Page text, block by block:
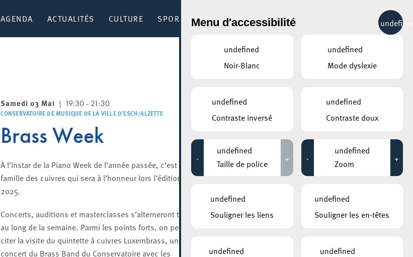
AGENDA ACTUALITÉS CULTURE SPORT & RÉCRÉATION MOBILITÉ
Samedi 03 Mai 19:30 - 21:30
CONSERVATOIRE DE MUSIQUE DE LA VILLE D’ESCH/ALZETTE
Brass Week
À l’instar de la Piano Week de l’année passée, c’est la
famille des cuivres qui sera à l’honneur lors l’édition
2025.
Concerts, auditions et masterclasses s’alterneront tout
au long de la semaine. Parmi les points forts, on peut
citer la visite du quintette à cuivres Luxembrass, un
concert du Brass Band du Conservatoire avec les
AUTRES ÉVÉNEMENTS
MASTERCLASS : Atelier
reliure & livre d’artiste
CENTRE CULTUREL KULTURFABRIK ESCH
Atelier clown
08:00 - 10:00
14°C
Menu d'accessibilité
undefined
Noir-Blanc
undefined
Mode dyslexie
undefined
Contraste inversé
undefined
Contraste doux
-
undefined
Taille de police
+ -
undefined
Zoom
+
undefined
Souligner les liens
undefined
Souligner les en-têtes
undefined
undefined